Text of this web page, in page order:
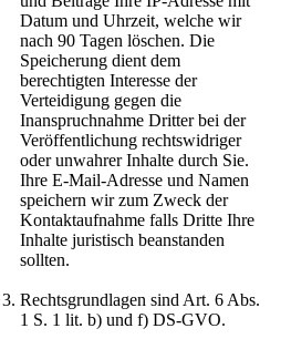
Datum und Uhrzeit, welche wir
nach 90 Tagen löschen. Die
Speicherung dient dem
berechtigten Interesse der
Verteidigung gegen die
Inanspruchnahme Dritter bei der
Veröffentlichung rechtswidriger
oder unwahrer Inhalte durch Sie.
Ihre E-Mail-Adresse und Namen
speichern wir zum Zweck der
Kontaktaufnahme falls Dritte Ihre
Inhalte juristisch beanstanden
sollten.
Rechtsgrundlagen sind Art. 6 Abs.
1 S. 1 lit. b) und f) DS-GVO.